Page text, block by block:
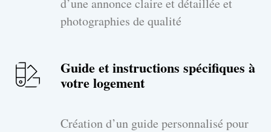
d’une annonce claire et détaillée et
photographies de qualité
Guide et instructions spécifiques à
votre logement
Création d’un guide personnalisé pour